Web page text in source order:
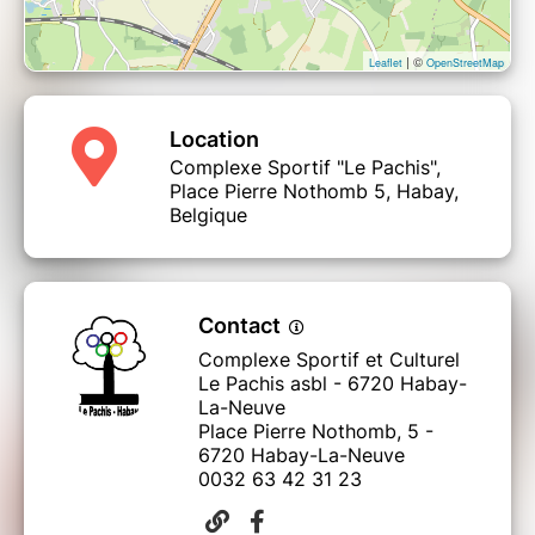
Leaflet | © OpenStreetMap
Location
Complexe Sportif "Le Pachis",
Place Pierre Nothomb 5, Habay,
Belgique
Contact
Complexe Sportif et Culturel
Le Pachis asbl - 6720 Habay-
La-Neuve
Place Pierre Nothomb, 5 -
6720 Habay-La-Neuve
0032 63 42 31 23